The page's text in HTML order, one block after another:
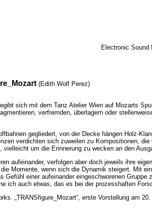
Electronic Sound
(Edith Wolf Perez)
sich mit dem Tanz Atelier Wien auf Mozarts
verfremden, überlagern oder
gegliedert, von der Decke hängen Holz-
verdichten sich zuweilen zu Kompositionen,
vielleicht um die Erinnerung zu wecken an den
aufeinander, verfolgen aber doch jeweils ihre
Momente, wenn sich die Dynamik steigert. Mit
Gefühl einer aufeinander eingeschworenen
ich auch etwas, das es bei der prozesshaften
„TRANSfigure_Mozart“, erste Vorstellung am